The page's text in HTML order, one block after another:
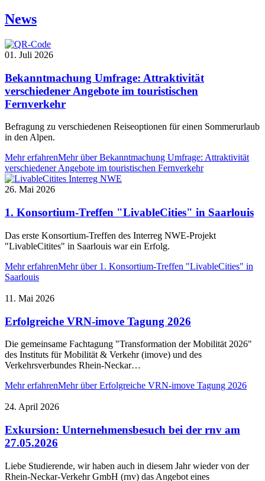
News
01. Juli 2026
Bekanntmachung Umfrage: Attraktivität
verschiedener Angebote im touristischen
Fernverkehr
Befragung zu verschiedenen Reiseoptionen für einen Sommerurlaub
in den Alpen.
Mehr erfahrenMehr über Bekanntmachung Umfrage: Attraktivität
verschiedener Angebote im touristischen Fernverkehr
26. Mai 2026
1. Konsortium-Treffen "LivableCities" in Saarlouis
Das erste Konsortium-Treffen des Interreg NWE-Projekt
"LivableCitites" in Saarlouis war ein Erfolg.
Mehr erfahrenMehr über 1. Konsortium-Treffen "LivableCities" in
Saarlouis
11. Mai 2026
Erfolgreiche VRN-imove Tagung 2026
Die gemeinsame Fachtagung "Transformation der Mobilität 2026"
des Instituts für Mobilität & Verkehr (imove) und des
Verkehrsverbundes Rhein-Neckar…
Mehr erfahrenMehr über Erfolgreiche VRN-imove Tagung 2026
24. April 2026
Exkursion: Unternehmensbesuch bei der rnv am
27.05.2026
Liebe Studierende, wir haben auch in diesem Jahr wieder von der
Rhein-Neckar-Verkehr GmbH (rnv) das Angebot eines